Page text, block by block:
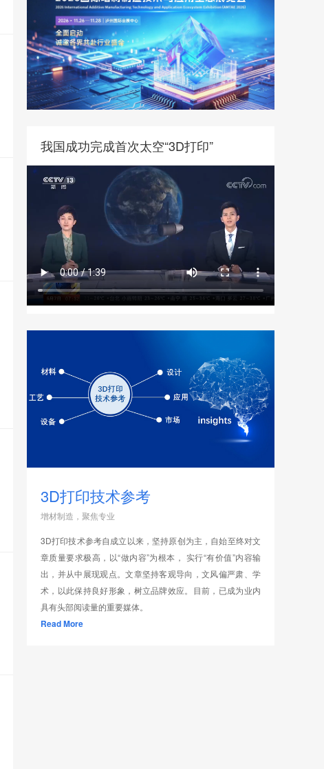
我国成功完成首次太空“3D打印”
3D打印技术参考
增材制造，聚焦专业
3D打印技术参考自成立以来，坚持原创为主，自始至终对文
章质量要求极高，以“做内容”为根本， 实行“有价值”内容输
出，并从中展现观点。文章坚持客观导向，文风偏严肃、学
术，以此保持良好形象，树立品牌效应。目前，已成为业内
具有头部阅读量的重要媒体。
Read More